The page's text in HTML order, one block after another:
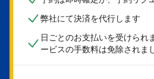
弊社にて決済を代行します
日ごとのお支払いを受けられ
ービスの手数料は免除されま